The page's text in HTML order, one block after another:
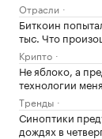
Отрасли
Биткоин
тыс. Что
Крипто
Не яблоко, а
технологии
Тренды
Синоптики
дождях в